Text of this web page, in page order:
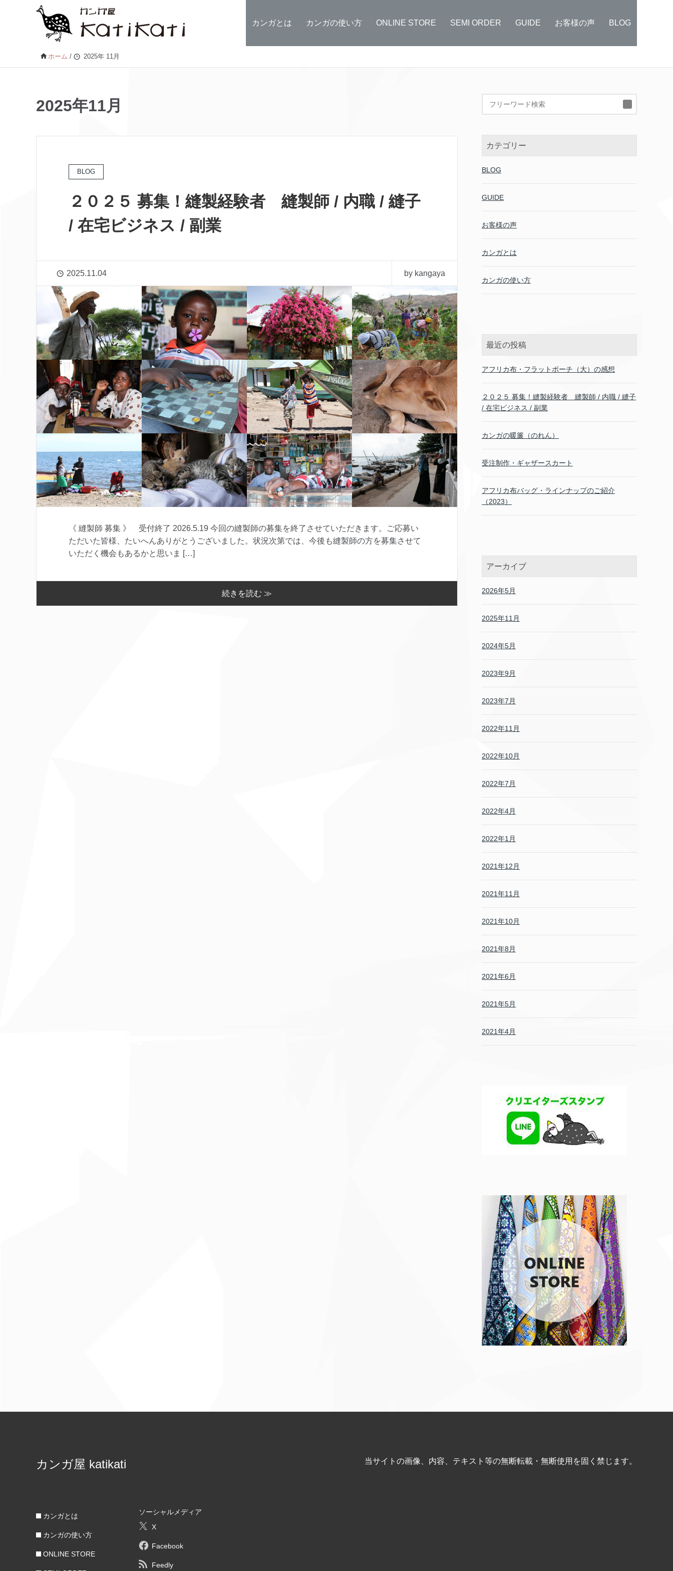
カンガとは カンガの使い方 ONLINE STORE SEMI ORDER GUIDE お客様の声 BLOG
ホーム / 2025年 11月
2025年11月
BLOG
２０２５ 募集！縫製経験者 縫製師 / 内職 / 縫子
/ 在宅ビジネス / 副業
2025.11.04 by kangaya
《 縫製師 募集 》 受付終了 2026.5.19 今回の縫製師の募集を終了させていただきます。ご応募い
ただいた皆様、たいへんありがとうございました。状況次第では、今後も縫製師の方を募集させて
いただく機会もあるかと思いま […]
続きを読む ≫
カテゴリー
BLOG
GUIDE
お客様の声
カンガとは
カンガの使い方
最近の投稿
アフリカ布・フラットポーチ（大）の感想
２０２５ 募集！縫製経験者 縫製師 / 内職 / 縫子
/ 在宅ビジネス / 副業
カンガの暖簾（のれん）
受注制作・ギャザースカート
アフリカ布バッグ・ラインナップのご紹介
（2023）
アーカイブ
2026年5月
2025年11月
2024年5月
2023年9月
2023年7月
2022年11月
2022年10月
2022年7月
2022年4月
2022年1月
2021年12月
2021年11月
2021年10月
2021年8月
2021年6月
2021年5月
2021年4月
カンガ屋 katikati 当サイトの画像、内容、テキスト等の無断転載・無断使用を固く禁じます。
カンガとは
カンガの使い方
ONLINE STORE
ソーシャルメディア
X
Facebook
Feedly